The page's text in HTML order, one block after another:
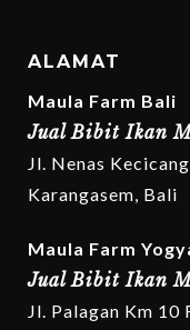
ALAMAT
Maula Farm Bali
Jual Bibit Ikan
Jl. Nenas
Karangasem, Bali
Maula Farm
Jual Bibit Ikan
Jl. Palagan Km 10